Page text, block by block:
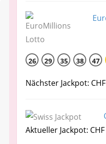
26 29 35 38 47
Nächster Jackpot:
Aktueller Jackpot: